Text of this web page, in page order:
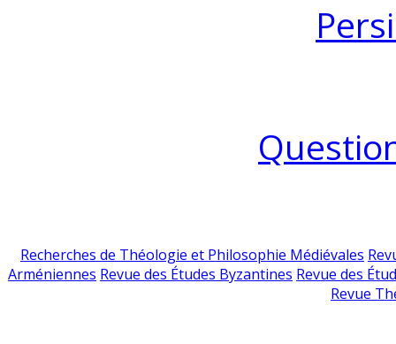
Recherches de Théologie et Philosophie Médiévales
Arméniennes Revue des Études Byzantines Revue des
Revue